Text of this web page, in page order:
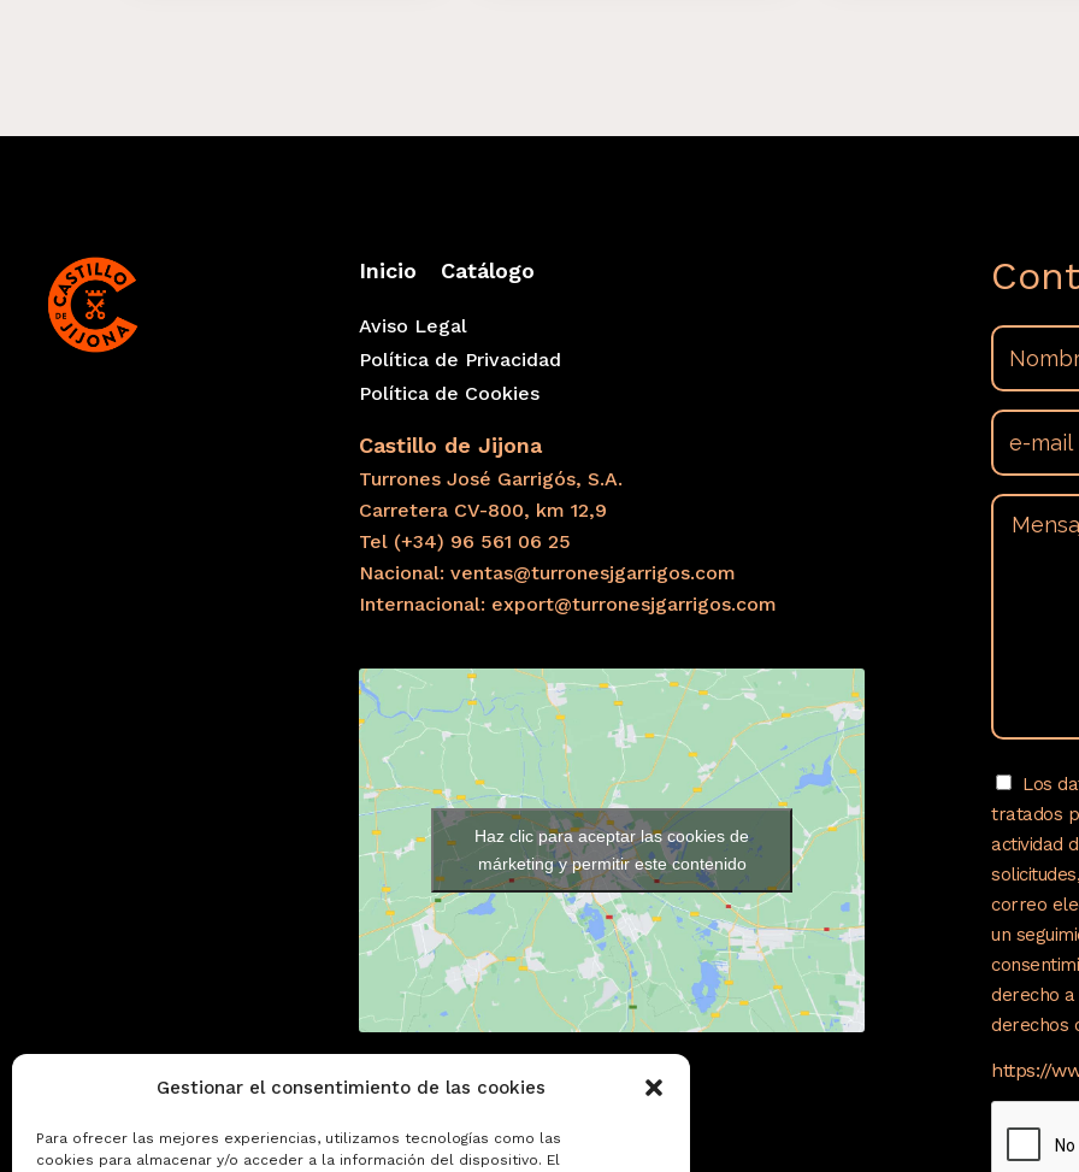
Gestionar el consentimiento de las cookies
Para ofrecer las mejores experiencias, utilizamos tecnologías como las
cookies para almacenar y/o acceder a la información del dispositivo. El
Inicio Catálogo
Aviso Legal
Política de Privacidad
Política de Cookies
Castillo de Jijona
Turrones José Garrigós, S.A.
Carretera CV-800, km 12,9
Tel (+34) 96 561 06 25
Nacional: ventas@turronesjgarrigos.com
Internacional: export@turronesjgarrigos.com
Haz clic para aceptar las cookies de
márketing y permitir este contenido
Los
tratados
actividad
correo
un
derecho
derechos
https://